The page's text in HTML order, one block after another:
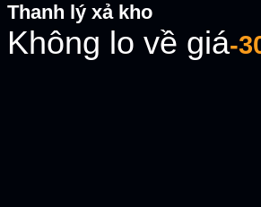
Thanh lý xả kho
Không lo về giá-